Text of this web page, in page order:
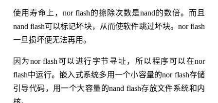
使用寿命上，nor flash的擦除次数是nand的数倍。而且
nand flash可以标记坏块，从而使软件跳过坏块。nor flash
一旦损坏便无法再用。
因为nor flash可以进行字节寻址，所以程序可以在nor
flash中运行。嵌入式系统多用一个小容量的nor flash存储
引导代码，用一个大容量的nand flash存放文件系统和内